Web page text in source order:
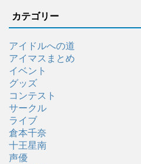
カテゴリー
アイドルへの道
アイマスまとめ
イベント
グッズ
コンテスト
サークル
ライブ
倉本千奈
十王星南
声優